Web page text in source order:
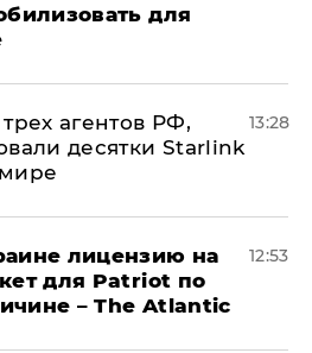
для
агентов РФ,
десятки Starlink
13:28
лицензию на
для Patriot по
– The Atlantic
12:53